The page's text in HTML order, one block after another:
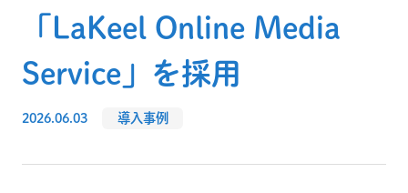
「LaKeel Online Media
Service」を採用
2026.06.03 導入事例